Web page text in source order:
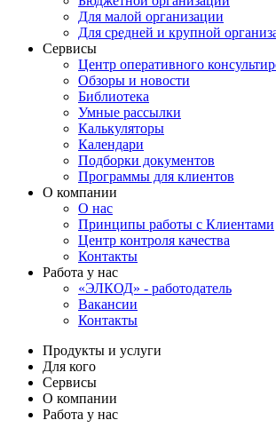
Для малой организации
Для средней и крупной
Сервисы
Центр оперативного
Обзоры и новости
Библиотека
Умные рассылки
Калькуляторы
Календари
Подборки документов
Программы для клиентов
О компании
О нас
Принципы работы с Клиентами
Центр контроля качества
Контакты
Работа у нас
«ЭЛКОД» - работодатель
Вакансии
Контакты
Продукты и услуги
Для кого
Сервисы
О компании
Работа у нас